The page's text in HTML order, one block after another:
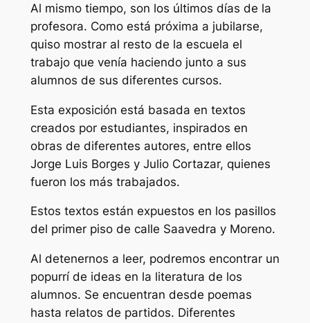
Al mismo tiempo, son los últimos días de la
profesora. Como está próxima a jubilarse,
quiso mostrar al resto de la escuela el
trabajo que venía haciendo junto a sus
alumnos de sus diferentes cursos.
Esta exposición está basada en textos
creados por estudiantes, inspirados en
obras de diferentes autores, entre ellos
Jorge Luis Borges y Julio Cortazar, quienes
fueron los más trabajados.
Estos textos están expuestos en los pasillos
del primer piso de calle Saavedra y Moreno.
Al detenernos a leer, podremos encontrar un
popurrí de ideas en la literatura de los
alumnos. Se encuentran desde poemas
hasta relatos de partidos. Diferentes